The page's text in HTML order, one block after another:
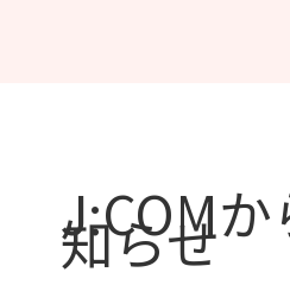
J:COM
知らせ